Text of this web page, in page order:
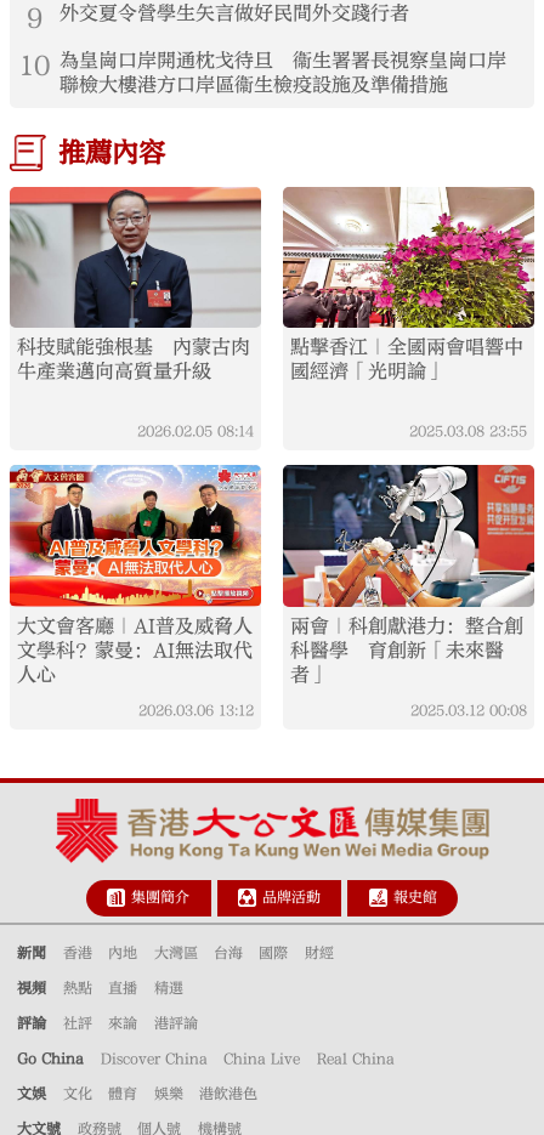
9 外交夏令營學生矢言做好民間外交踐行者
10 為皇崗口岸開通枕戈待旦 衞生署署長視察皇崗口岸
聯檢大樓港方口岸區衞生檢疫設施及準備措施
推薦內容
科技賦能強根基 內蒙古肉
牛產業邁向高質量升級
2026.02.05 08:14
點擊香江｜全國兩會唱響中
國經濟「光明論」
2025.03.08 23:55
大文會客廳｜AI普及威脅人
文學科？蒙曼：AI無法取代
人心
2026.03.06 13:12
兩會｜科創獻港力：整合創
科醫學 育創新「未來醫
者」
2025.03.12 00:08
集團簡介 品牌活動 報史館
新聞 香港 內地 大灣區 台海 國際 財經
視頻 熱點 直播 精選
評論 社評 來論 港評論
Go China Discover China China Live Real China
文娛 文化 體育 娛樂 港飲港色
大文號 政務號 個人號 機構號